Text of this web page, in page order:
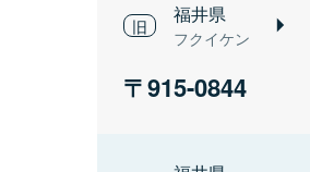
福井県
フクイケン
915-0844